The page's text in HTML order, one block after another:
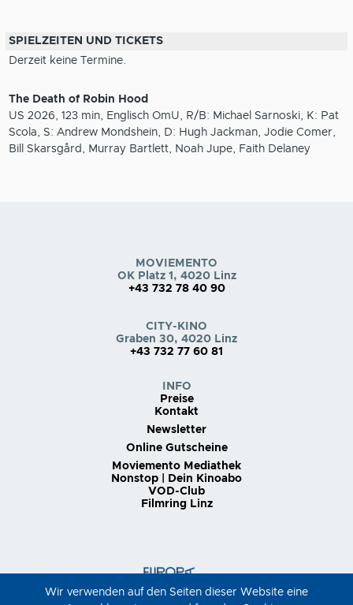
SPIELZEITEN UND TICKETS
Derzeit keine Termine.
The Death of Robin Hood
US 2026, 123 min, Englisch OmU, R/B: Michael Sarnoski, K: Pat
Scola, S: Andrew Mondshein, D: Hugh Jackman, Jodie Comer,
Bill Skarsgård, Murray Bartlett, Noah Jupe, Faith Delaney
MOVIEMENTO
OK Platz 1, 4020 Linz
+43 732 78 40 90
CITY-KINO
Graben 30, 4020 Linz
+43 732 77 60 81
INFO
Preise
Kontakt
Newsletter
Online Gutscheine
Moviemento Mediathek
Nonstop | Dein Kinoabo
VOD-Club
Filmring Linz
Wir verwenden auf den Seiten dieser Website eine